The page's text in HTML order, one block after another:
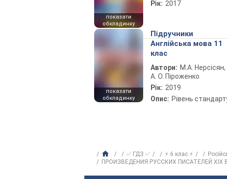
показати
обкладинку
Рік: 2017
показати
обкладинку
Підручники
Англійська мова 11
клас
Автори: М.А. Нерсісян,
А. О. Піроженко
Рік: 2019
Опис: Рівень
✅ ГДЗ ✅ ⚡ 6 клас ⚡
ПРОИЗВЕДЕНИЯ РУССКИХ ПИСАТЕЛЕЙ XIX